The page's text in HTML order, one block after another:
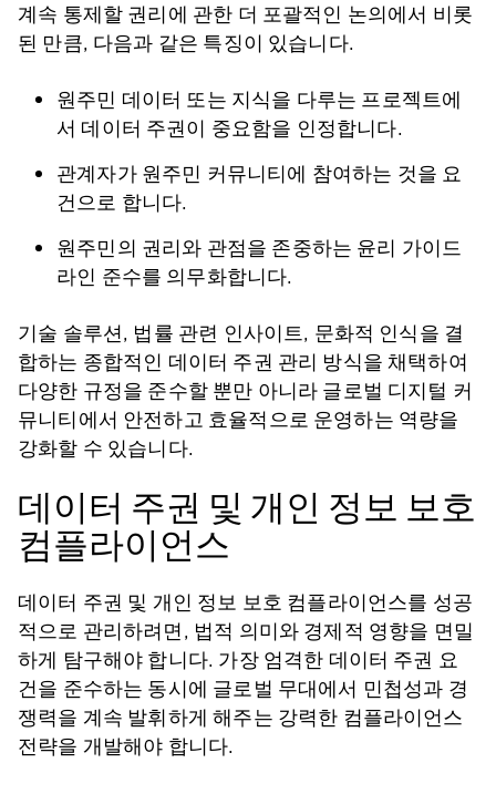
계속 통제할 권리에 관한 더 포괄적인 논의에서 비롯
된 만큼, 다음과 같은 특징이 있습니다.
원주민 데이터 또는 지식을 다루는 프로젝트에
서 데이터 주권이 중요함을 인정합니다.
관계자가 원주민 커뮤니티에 참여하는 것을 요
건으로 합니다.
원주민의 권리와 관점을 존중하는 윤리 가이드
라인 준수를 의무화합니다.
기술 솔루션, 법률 관련 인사이트, 문화적 인식을 결
합하는 종합적인 데이터 주권 관리 방식을 채택하여
다양한 규정을 준수할 뿐만 아니라 글로벌 디지털 커
뮤니티에서 안전하고 효율적으로 운영하는 역량을
강화할 수 있습니다.
데이터 주권 및 개인 정보 보호
컴플라이언스
데이터 주권 및 개인 정보 보호 컴플라이언스를 성공
적으로 관리하려면, 법적 의미와 경제적 영향을 면밀
하게 탐구해야 합니다. 가장 엄격한 데이터 주권 요
건을 준수하는 동시에 글로벌 무대에서 민첩성과 경
쟁력을 계속 발휘하게 해주는 강력한 컴플라이언스
전략을 개발해야 합니다.